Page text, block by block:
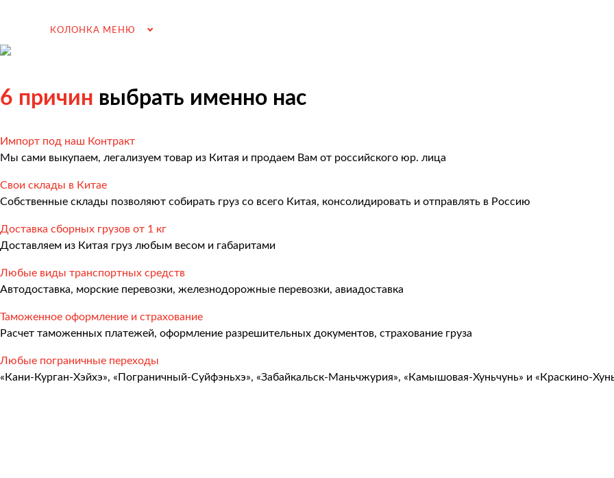
КОЛОНКА МЕНЮ
Продвижение на российском рынке
Грузоперевозки
Грузоперевозки из Китая
Международные перевозки
Контейнерные перевозки
Морские и речные перевозки
Авиадоставка
Негабаритные перевозки
6 причин выбрать именно нас
Импорт под наш Контракт
Мы сами выкупаем, легализуем товар из Китая и продаем Вам от российского юр. лица
Свои склады в Китае
Собственные склады позволяют собирать груз со всего Китая, консолидировать и отправлять в Россию
Доставка сборных грузов от 1 кг
Доставляем из Китая груз любым весом и габаритами
Любые виды транспортных средств
Автодоставка, морские перевозки, железнодорожные перевозки, авиадоставка
Таможенное оформление и страхование
Расчет таможенных платежей, оформление разрешительных документов, страхование груза
Любые пограничные переходы
«Кани-Курган-Хэйхэ», «Пограничный-Суйфэньхэ», «Забайкальск-Маньчжурия», «Камышовая-Хуньчунь» и «Краскино-